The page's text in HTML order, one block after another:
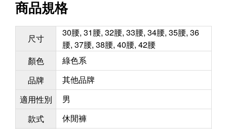
商品規格
尺寸
30腰, 31腰, 32腰, 33腰, 34腰, 35腰, 36
腰, 37腰, 38腰, 40腰, 42腰
顏色
綠色系
品牌
其他品牌
適用性別
男
款式
休閒褲